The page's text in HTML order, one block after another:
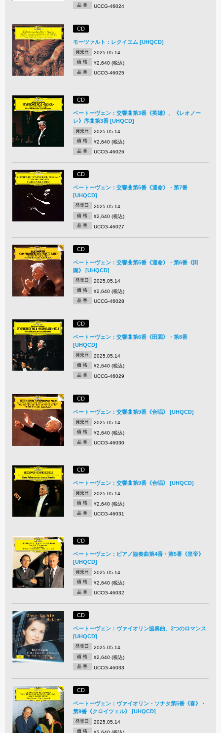
品 番 UCCG-46024
CD
モーツァルト：レクイエム [UHQCD]
発売日 2025.05.14
価 格 ¥2,640 (税込)
品 番 UCCG-46025
CD
ベートーヴェン：交響曲第3番《英雄》、《レオノー
レ》序曲第3番 [UHQCD]
発売日 2025.05.14
価 格 ¥2,640 (税込)
品 番 UCCG-46026
CD
ベートーヴェン：交響曲第5番《運命》・第7番
[UHQCD]
発売日 2025.05.14
価 格 ¥2,640 (税込)
品 番 UCCG-46027
CD
ベートーヴェン：交響曲第5番《運命》・第6番《田
園》 [UHQCD]
発売日 2025.05.14
価 格 ¥2,640 (税込)
品 番 UCCG-46028
CD
ベートーヴェン：交響曲第6番《田園》・第8番
[UHQCD]
発売日 2025.05.14
価 格 ¥2,640 (税込)
品 番 UCCG-46029
CD
ベートーヴェン：交響曲第9番《合唱》 [UHQCD]
発売日 2025.05.14
価 格 ¥2,640 (税込)
品 番 UCCG-46030
CD
ベートーヴェン：交響曲第9番《合唱》 [UHQCD]
発売日 2025.05.14
価 格 ¥2,640 (税込)
品 番 UCCG-46031
CD
ベートーヴェン：ピアノ協奏曲第4番・第5番《皇帝》
[UHQCD]
発売日 2025.05.14
価 格 ¥2,640 (税込)
品 番 UCCG-46032
CD
ベートーヴェン：ヴァイオリン協奏曲、2つのロマンス
[UHQCD]
発売日 2025.05.14
価 格 ¥2,640 (税込)
品 番 UCCG-46033
CD
ベートーヴェン：ヴァイオリン・ソナタ第5番《春》・
第9番《クロイツェル》 [UHQCD]
発売日 2025.05.14
価 格